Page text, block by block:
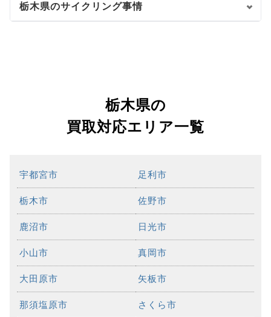
栃木県のサイクリング事情
栃木県の
買取対応エリア一覧
宇都宮市 足利市
栃木市 佐野市
鹿沼市 日光市
小山市 真岡市
大田原市 矢板市
那須塩原市 さくら市